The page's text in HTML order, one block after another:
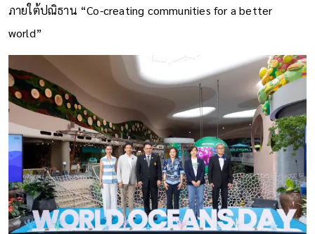
ภายใต้ปณิธาน “Co-creating communities for a better
world”